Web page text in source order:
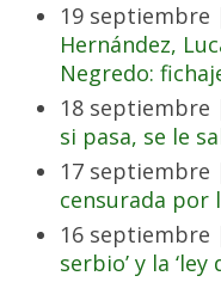
19 septiembre
Hernández,
Negredo:
18 septiembre
si pasa, se le
17 septiembre
censurada por
16 septiembre
serbio’ y la ‘ley